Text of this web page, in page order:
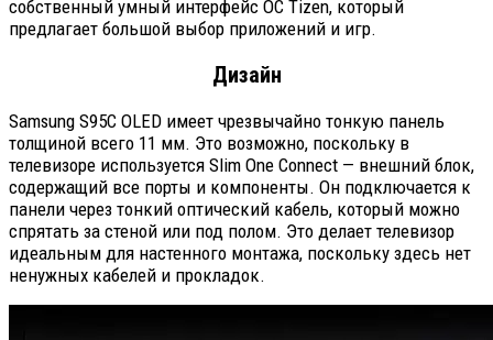
собственный умный интерфейс ОС Tizen, который
предлагает большой выбор приложений и игр.
Дизайн
Samsung S95C OLED имеет чрезвычайно тонкую панель
толщиной всего 11 мм. Это возможно, поскольку в
телевизоре используется Slim One Connect — внешний блок,
содержащий все порты и компоненты. Он подключается к
панели через тонкий оптический кабель, который можно
спрятать за стеной или под полом. Это делает телевизор
идеальным для настенного монтажа, поскольку здесь нет
ненужных кабелей и прокладок.